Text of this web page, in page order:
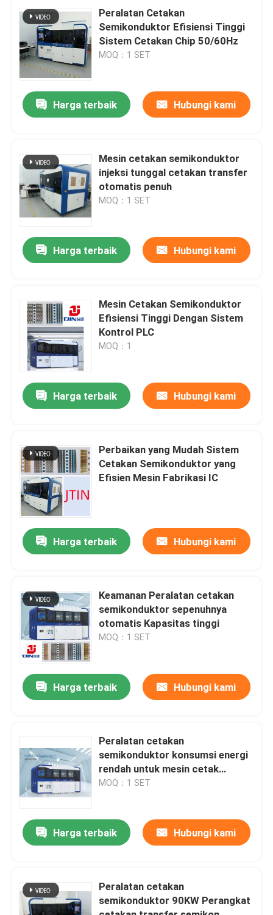
Produk
Video
Tentang Kami
Kontrol Kualitas
Minta Kutipan
mesin cetakan semikonduktor
IC Lead Frame Stamping Mold
Peralatan Cetakan
Semikonduktor Efisiensi Tinggi
Sistem Cetakan Chip 50/60Hz
MOQ：1 SET
Harga terbaik Hubungi kami
Mesin cetakan semikonduktor
injeksi tunggal cetakan transfer
otomatis penuh
MOQ：1 SET
Harga terbaik Hubungi kami
Mesin Cetakan Semikonduktor
Efisiensi Tinggi Dengan Sistem
Kontrol PLC
MOQ：1
Harga terbaik Hubungi kami
Perbaikan yang Mudah Sistem
Cetakan Semikonduktor yang
Efisien Mesin Fabrikasi IC
Harga terbaik Hubungi kami
Keamanan Peralatan cetakan
semikonduktor sepenuhnya
otomatis Kapasitas tinggi
MOQ：1 SET
Harga terbaik Hubungi kami
Peralatan cetakan
semikonduktor konsumsi energi
rendah untuk mesin cetak
otomatis
MOQ：1 SET
Harga terbaik Hubungi kami
Peralatan cetakan
semikonduktor 90KW Perangkat